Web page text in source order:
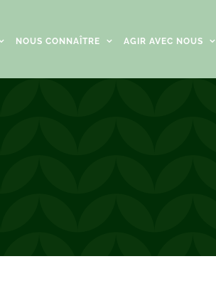
NOUS CONNAÎTRE AGIR AVEC NOUS